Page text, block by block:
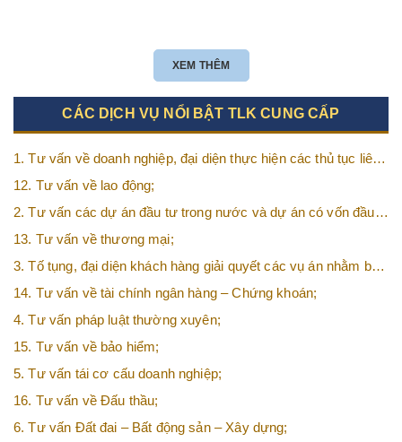
XEM THÊM
CÁC DỊCH VỤ NỔI BẬT TLK CUNG CẤP
1. Tư vấn về doanh nghiệp, đại diện thực hiện các thủ tục liên
quan tới doanh nghiệp;
12. Tư vấn về lao động;
2. Tư vấn các dự án đầu tư trong nước và dự án có vốn đầu
tư nước ngoài (FDI);
13. Tư vấn về thương mại;
3. Tố tụng, đại diện khách hàng giải quyết các vụ án nhằm bảo
vệ tối đa các quyền và lợi ích của khách hàng;
14. Tư vấn về tài chính ngân hàng – Chứng khoán;
4. Tư vấn pháp luật thường xuyên;
15. Tư vấn về bảo hiểm;
5. Tư vấn tái cơ cấu doanh nghiệp;
16. Tư vấn về Đấu thầu;
6. Tư vấn Đất đai – Bất động sản – Xây dựng;